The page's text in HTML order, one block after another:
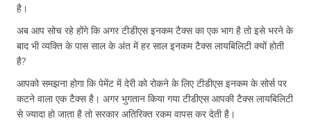
है।
अब आप सोच रहे होंगे कि अगर टीडीएस इनकम टैक्स का एक भाग है तो इसे भरने के
बाद भी व्यक्ति के पास साल के अंत में हर साल इनकम टैक्स लायबिलिटी क्यों होती
है?
आपको समझना होगा कि पेमेंट में देरी को रोकने के लिए टीडीएस इनकम के सोर्स पर
कटने वाला एक टैक्स है। अगर भुगतान किया गया टीडीएस आपकी टैक्स लायबिलिटी
से ज्यादा हो जाता है तो सरकार अतिरिक्त रकम वापस कर देती है।